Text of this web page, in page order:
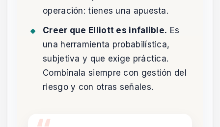
operación: tienes una apuesta.
Creer que Elliott es infalible. Es
una herramienta probabilística,
subjetiva y que exige práctica.
Combínala siempre con gestión del
riesgo y con otras señales.